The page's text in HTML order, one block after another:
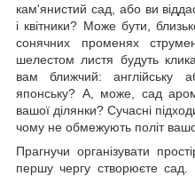
кам'янистий сад, або ви
і квітники? Може бути,
сонячних променях
шелестом листя будуть
вам ближчий: англійську
японську? А, може, сад
вашої ділянки? Сучасні
чому не обмежують політ
Прагнучи організувати
першу чергу створюєте